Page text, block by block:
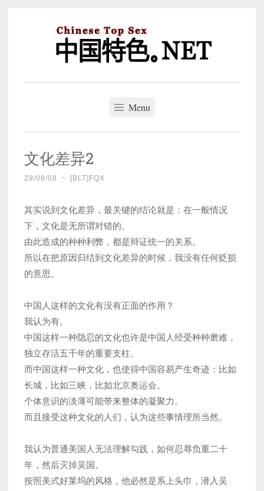
Menu
文化差异2
29/08/08 ~ [BLT]FQX
其实说到文化差异，最关键的结论就是：在一般情况
下，文化是无所谓对错的。
由此造成的种种利弊，都是辩证统一的关系。
所以在把原因归结到文化差异的时候，我没有任何贬损
的意思。
中国人这样的文化有没有正面的作用？
我认为有。
中国这样一种隐忍的文化也许是中国人经受种种磨难，
独立存活五千年的重要支柱。
而中国这样一种文化，也使得中国容易产生奇迹：比如
长城，比如三峡，比如北京奥运会。
个体意识的淡薄可能带来整体的凝聚力。
而且接受这种文化的人们，认为这些事情理所当然。
我认为普通美国人无法理解勾践，如何忍辱负重二十
年，然后灭掉吴国。
按照美式好莱坞的风格，他必然是系上头巾，潜入吴